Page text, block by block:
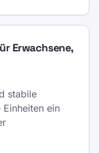
Erwachsene,
stabile
ein